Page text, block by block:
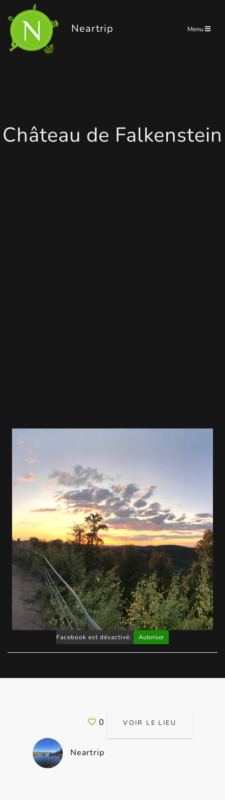
Panneau de gestion des cookies
Neartrip Menu
Château de Falkenstein
Facebook est désactivé. Autoriser
0 VOIR LE LIEU
Neartrip